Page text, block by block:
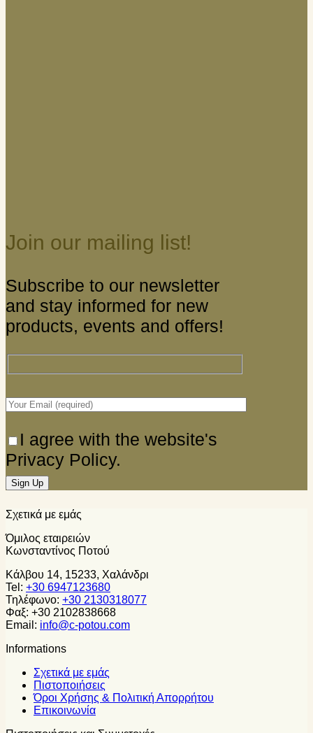
Join our mailing list!
Subscribe to our newsletter
and stay informed for new
products, events and offers!
I agree with the website's
Privacy Policy.
Σχετικά με εμάς
Όμιλος εταιρειών
Κωνσταντίνος Ποτού
Κάλβου 14, 15233, Χαλάνδρι
Tel: +30 6947123680
Τηλέφωνο: +30 2130318077
Φαξ: +30 2102838668
Email: info@c-potou.com
Informations
Σχετικά με εμάς
Πιστοποιήσεις
Όροι Χρήσης & Πολιτική Απορρήτου
Επικοινωνία